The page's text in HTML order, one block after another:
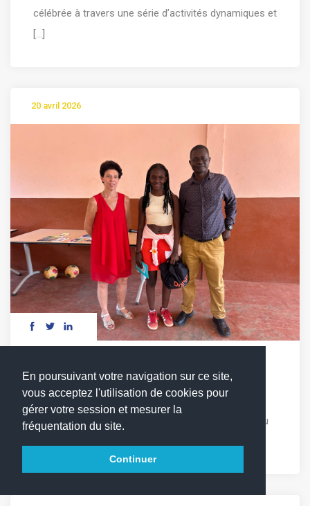
En poursuivant votre navigation sur ce site,
vous acceptez l'utilisation de cookies pour
gérer votre session et mesurer la
fréquentation du site.
Continuer
célébrée à travers une série d’activités dynamiques et
[...]
20 avril 2026
DÉFI LECTURE : LES MOTS EN COMPÉTITION
Vendredi 17 avril, les élèves du cycle 3 ont relevé
avec enthousiasme le 1er défi lecture du LFCDG. Au